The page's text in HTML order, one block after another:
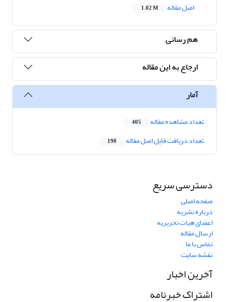
اصل مقاله
1.02 M
هم رسانی
ارجاع به این مقاله
آمار
تعداد مشاهده مقاله 405
تعداد دریافت فایل اصل مقاله 190
دسترسی سریع
صفحه اصلی
درباره نشریه
اعضای هیات تحریریه
ارسال مقاله
تماس با ما
نقشه سایت
آخرین اخبار
اشتراک خبرنامه